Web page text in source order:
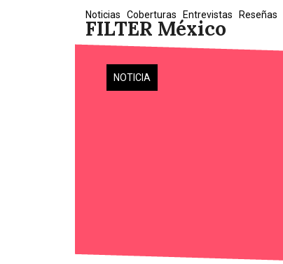
FILTER México
Noticias Coberturas Entrevistas Reseñas
NOTICIA